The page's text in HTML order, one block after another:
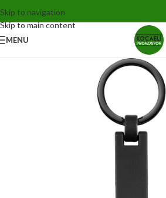
Skip to navigation
Skip to main content
MENU